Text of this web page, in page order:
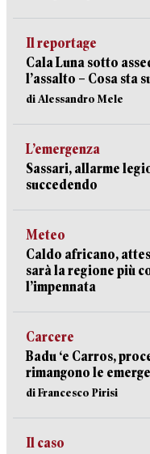
Il reportage
Cala Luna sotto
l’assalto – Cosa sta
di Alessandro Mele
L’emergenza
Sassari, allarme
succedendo
Meteo
Caldo africano,
sarà la regione più
l’impennata
Carcere
Badu ‘e Carros,
rimangono le
di Francesco Pirisi
Il caso